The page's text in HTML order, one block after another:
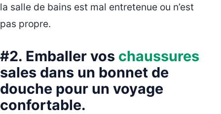
la salle de bains est mal entretenue ou n’est
pas propre.
#2. Emballer vos chaussures
sales dans un bonnet de
douche pour un voyage
confortable.